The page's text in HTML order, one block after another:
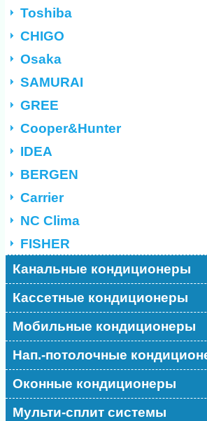
Toshiba
CHIGO
Osaka
SAMURAI
GREE
Cooper&Hunter
IDEA
BERGEN
Carrier
NC Clima
FISHER
Канальные кондиционеры
Кассетные кондиционеры
Мобильные кондиционеры
Нап.-потолочные
Оконные кондиционеры
Мульти-сплит системы